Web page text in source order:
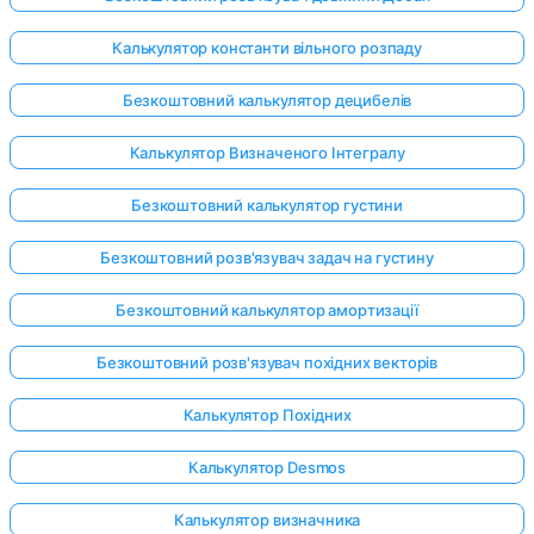
Увійдіть
тут!
Калькулятор константи вільного розпаду
Безкоштовний калькулятор децибелів
Калькулятор Визначеного Інтегралу
Безкоштовний калькулятор густини
Безкоштовний розв'язувач задач на густину
Безкоштовний калькулятор амортизації
Безкоштовний розв'язувач похідних векторів
Калькулятор Похідних
Калькулятор Desmos
Калькулятор визначника